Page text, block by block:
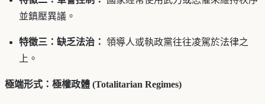
並鎮壓異議。
特徵三：缺乏法治： 領導人或執政黨往往凌駕於法律之
上。
極端形式：極權政體 (Totalitarian Regimes)